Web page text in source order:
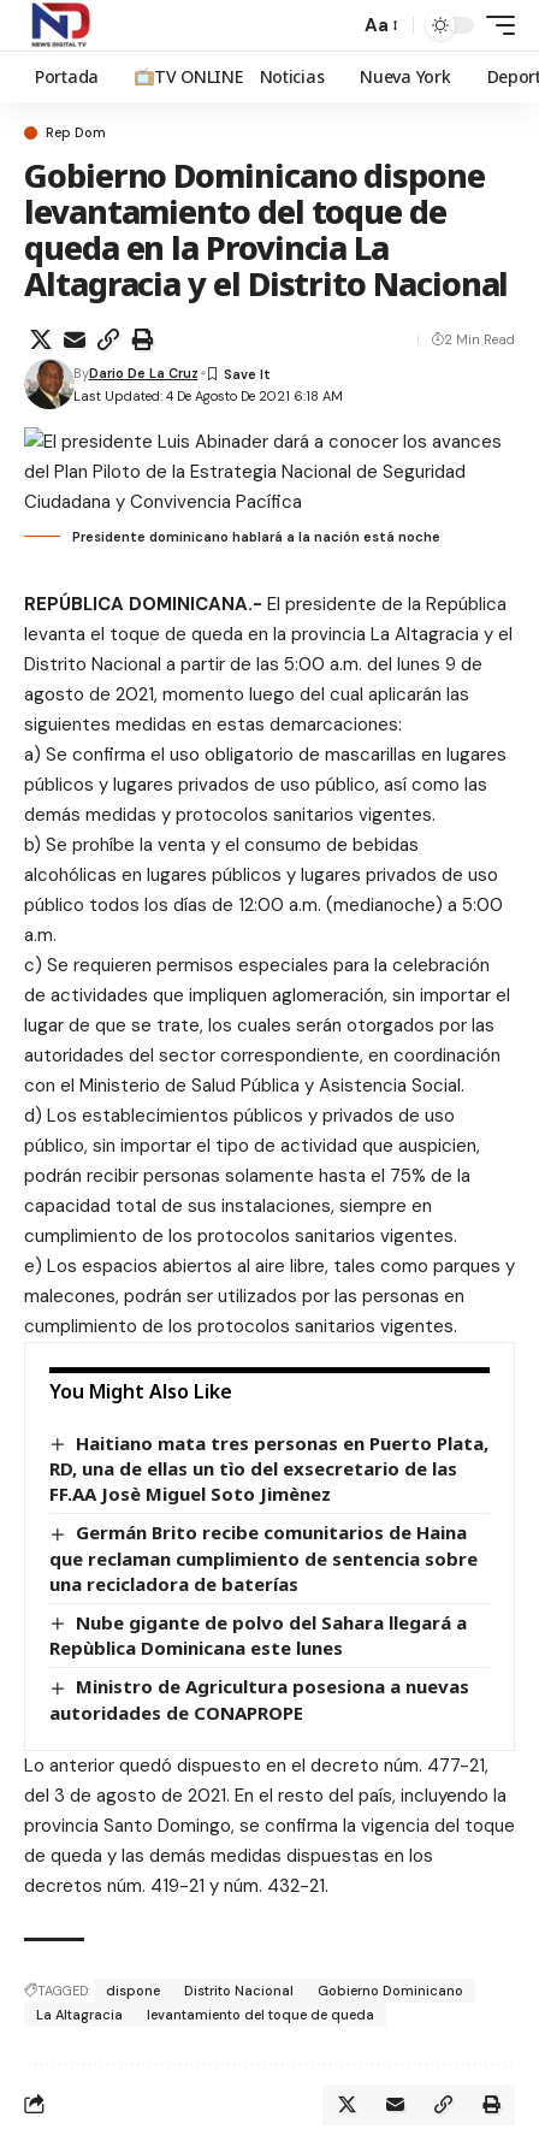
Aa
Portada TV ONLINE Noticias Nueva York
Rep Dom
Gobierno Dominicano dispone
levantamiento del toque de
queda en la Provincia La
Altagracia y el Distrito Nacional
Last Updated: 4 De Agosto De 2021 6:18 AM
ByDario De La Cruz
2 Min Read
Presidente dominicano hablará a la nación está noche
REPÚBLICA DOMINICANA.- El presidente de la República
levanta el toque de queda en la provincia La Altagracia y el
Distrito Nacional a partir de las 5:00 a.m. del lunes 9 de
agosto de 2021, momento luego del cual aplicarán las
siguientes medidas en estas demarcaciones:
a) Se confirma el uso obligatorio de mascarillas en lugares
públicos y lugares privados de uso público, así como las
demás medidas y protocolos sanitarios vigentes.
b) Se prohíbe la venta y el consumo de bebidas
alcohólicas en lugares públicos y lugares privados de uso
público todos los días de 12:00 a.m. (medianoche) a 5:00
a.m.
c) Se requieren permisos especiales para la celebración
de actividades que impliquen aglomeración, sin importar el
lugar de que se trate, los cuales serán otorgados por las
autoridades del sector correspondiente, en coordinación
con el Ministerio de Salud Pública y Asistencia Social.
d) Los establecimientos públicos y privados de uso
público, sin importar el tipo de actividad que auspicien,
podrán recibir personas solamente hasta el 75% de la
capacidad total de sus instalaciones, siempre en
cumplimiento de los protocolos sanitarios vigentes.
e) Los espacios abiertos al aire libre, tales como parques y
malecones, podrán ser utilizados por las personas en
cumplimiento de los protocolos sanitarios vigentes.
You Might Also Like
Haitiano mata tres personas en Puerto Plata,
RD, una de ellas un tìo del exsecretario de las
FF.AA Josè Miguel Soto Jimènez
Germán Brito recibe comunitarios de Haina
que reclaman cumplimiento de sentencia sobre
una recicladora de baterías
Nube gigante de polvo del Sahara llegará a
Repùblica Dominicana este lunes
Ministro de Agricultura posesiona a nuevas
autoridades de CONAPROPE
Lo anterior quedó dispuesto en el decreto núm. 477-21,
del 3 de agosto de 2021. En el resto del país, incluyendo la
provincia Santo Domingo, se confirma la vigencia del toque
de queda y las demás medidas dispuestas en los
decretos núm. 419-21 y núm. 432-21.
TAGGED: dispone Distrito Nacional
Gobierno Dominicano
La Altagracia
levantamiento del toque de queda